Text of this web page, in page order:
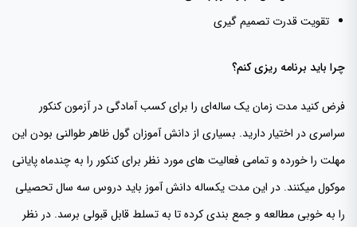
تقویت قدرت تصمیم گیری
چرا باید برنامه ریزی کنم؟
فرض کنید مدت زمان یک ساله‌ای را برای کسب آمادگی در آزمون کنکور
سراسری در اختیار دارید. بسیاری از دانش آموزان گول ظاهر طوالنی بودن این
مهلت را خورده و تمامی فعالیت های مورد نظر برای کنکور را به چندماه پایانی
موکول میکنند. در این مدت یکساله دانش آموز باید دروس سه سال تحصیلی
را به خوبی مطالعه و جمع بندی کرده تا به تسلط قابل قبولی برسد. در نظر